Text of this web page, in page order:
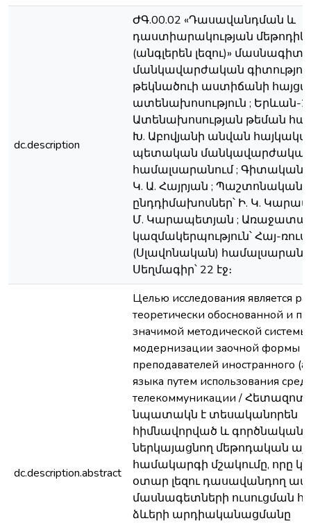
dc.description
ԺԳ.00.02 «Դասավանդման և
դաստիարակության
(անգլերեն լեզու)»
մանկավարժական
թեկնածուի աստիճանի
ատենախոսություն ; Երևան-
Ատենախոսության թեման
Խ. Աբովյանի անվան
պետական
համալսարանում ; Գիտական
Կ. Ա. Հայրյան ; Պաշտոնական
ընդդիմախոսներ՝ Ի. Կ.
Մ. Կարապետյան ;
կազմակերպություն՝ Հայ-
(Սլավոնական) համալսարան ;
Սեղմագիր՝ 22 էջ։
dc.description.abstract
Целью исследования является
теоретически обоснованной и
значимой методической системы
модернизации заочной формы
преподавателей иностранного
языка путем использования
телекоммуникации /
նպատակն է տեսականորեն
հիմնավորված և գործնական
ներկայացնող մեթոդական
համակարգի մշակումը, որը
օտար լեզու դասավանդող
մասնագետների ուսուցման
ձևերի արդիականացմանը